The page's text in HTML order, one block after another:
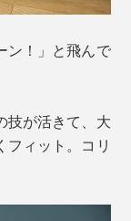
ン！」と飛んで
技が活きて、大
ィット。コリ